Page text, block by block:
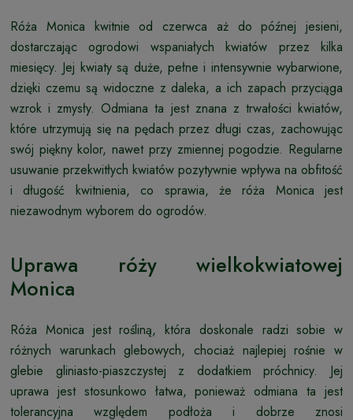
Róża Monica kwitnie od czerwca aż do późnej jesieni,
dostarczając ogrodowi wspaniałych kwiatów przez kilka
miesięcy. Jej kwiaty są duże, pełne i intensywnie wybarwione,
dzięki czemu są widoczne z daleka, a ich zapach przyciąga
wzrok i zmysły. Odmiana ta jest znana z trwałości kwiatów,
które utrzymują się na pędach przez długi czas, zachowując
swój piękny kolor, nawet przy zmiennej pogodzie. Regularne
usuwanie przekwitłych kwiatów pozytywnie wpływa na obfitość
i długość kwitnienia, co sprawia, że róża Monica jest
niezawodnym wyborem do ogrodów.
Uprawa róży wielkokwiatowej
Monica
Róża Monica jest rośliną, która doskonale radzi sobie w
różnych warunkach glebowych, chociaż najlepiej rośnie w
glebie gliniasto-piaszczystej z dodatkiem próchnicy. Jej
uprawa jest stosunkowo łatwa, ponieważ odmiana ta jest
tolerancyjna względem podłoża i dobrze znosi